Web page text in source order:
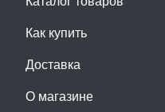
Как купить
Доставка
О магазине